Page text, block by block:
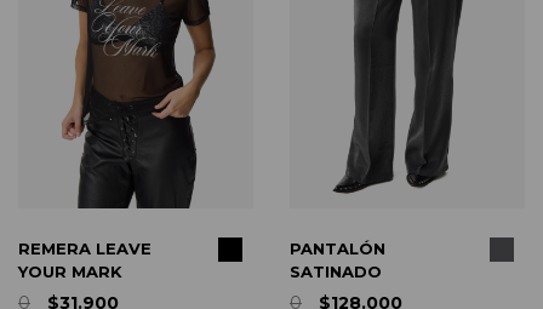
REMERA LEAVE
YOUR MARK
$31.900
PANTALÓN
SATINADO
$128.000